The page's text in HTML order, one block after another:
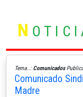
N
Tema..: Comunicados
Comunicado
Madre